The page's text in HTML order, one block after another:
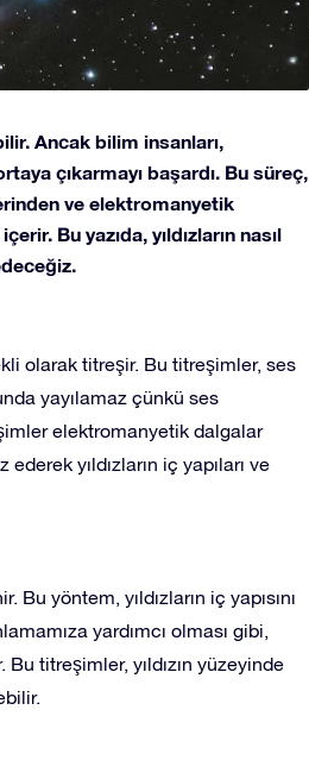
Ancak bilim insanları,
çıkarmayı başardı. Bu süreç,
ve elektromanyetik
Bu yazıda, yıldızların nasıl
olarak titreşir. Bu titreşimler, ses
yayılamaz çünkü ses
elektromanyetik dalgalar
yıldızların iç yapıları ve
yöntem, yıldızların iç yapısını
yardımcı olması gibi,
Bu titreşimler, yıldızın yüzeyinde